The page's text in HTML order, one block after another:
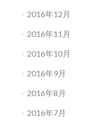
2016年12月
2016年11月
2016年10月
2016年9月
2016年8月
2016年7月